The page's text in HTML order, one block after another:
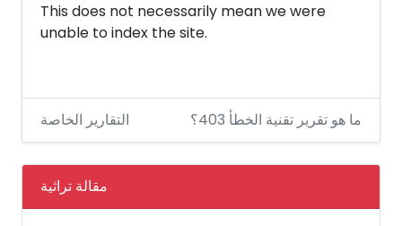
This does not necessarily mean we were
unable to index the site.
التقارير الخاصة ما هو تقرير تقنية الخطأ 403؟
مقالة تراثية